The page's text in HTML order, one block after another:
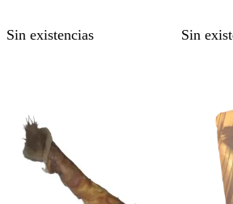
Sin existencias Sin